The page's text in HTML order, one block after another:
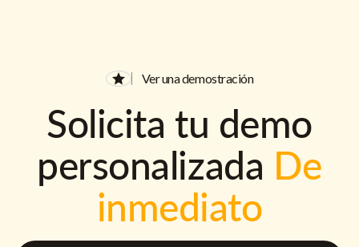
Ver una demostración
Solicita tu demo
personalizada De
inmediato